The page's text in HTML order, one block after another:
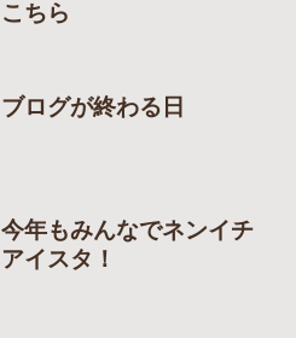
こちら
ブログが終わる日
今年もみんなでネンイチ
アイスタ！